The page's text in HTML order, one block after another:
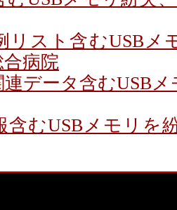
リスト含むUSBメ
病院
データ含むUSB
含むUSBメモリを